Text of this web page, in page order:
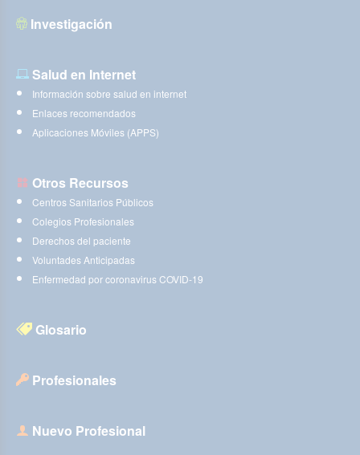
Investigación
Salud en Internet
Información sobre salud en internet
Enlaces recomendados
Aplicaciones Móviles (APPS)
Otros Recursos
Centros Sanitarios Públicos
Colegios Profesionales
Derechos del paciente
Voluntades Anticipadas
Enfermedad por coronavirus COVID-19
Glosario
Profesionales
Nuevo Profesional